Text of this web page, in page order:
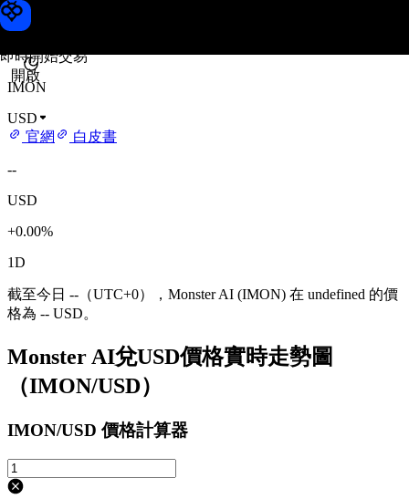
即時開始交易
開啟
Monster AI 價格
IMON
USD
官網
白皮書
--
USD
+0.00%
1D
截至今日 --（UTC+0），Monster AI (IMON) 在 undefined 的價
格為 -- USD。
Monster AI兌USD價格實時走勢圖
（IMON/USD）
IMON/USD 價格計算器